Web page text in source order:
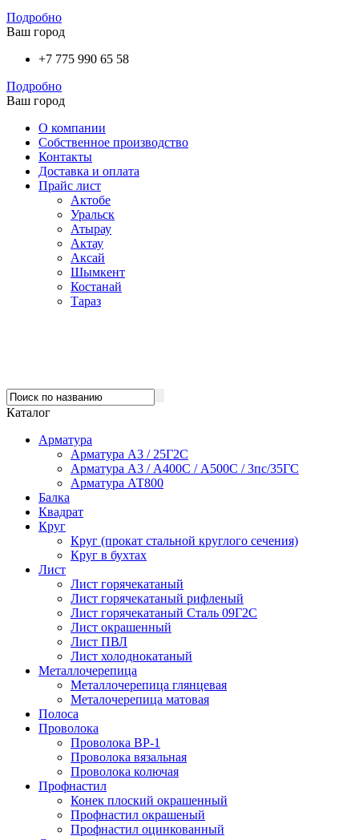
Подробно
Ваш город
+7 775 990 65 58
Подробно
Ваш город
О компании
Собственное производство
Контакты
Доставка и оплата
Прайс лист
Актобе
Уральск
Атырау
Актау
Аксай
Шымкент
Костанай
Тараз
Каталог
Арматура
Арматура А3 / 25Г2С
Арматура А3 / А400С / А500С / 3пс/35ГС
Арматура АТ800
Балка
Квадрат
Круг
Круг (прокат стальной круглого сечения)
Круг в бухтах
Лист
Лист горячекатаный
Лист горячекатаный рифленый
Лист горячекатаный Сталь 09Г2С
Лист окрашенный
Лист ПВЛ
Лист холоднокатаный
Металлочерепица
Металлочерепица глянцевая
Металочерепица матовая
Полоса
Проволока
Проволока ВР-1
Проволока вязальная
Проволока колючая
Профнастил
Конек плоский окрашенный
Профнастил окрашеный
Профнастил оцинкованный